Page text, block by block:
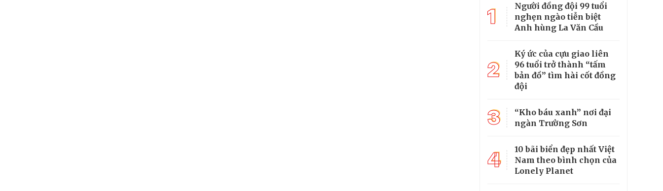
1
Người đồng đội 99 tuổi
nghẹn ngào tiễn biệt
Anh hùng La Văn Cầu
2
Ký ức của cựu giao liên
96 tuổi trở thành “tấm
bản đồ” tìm hài cốt đồng
đội
3
“Kho báu xanh” nơi đại
ngàn Trường Sơn
4
10 bãi biển đẹp nhất Việt
Nam theo bình chọn của
Lonely Planet